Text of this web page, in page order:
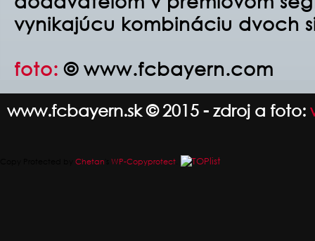
vynikajúcu kombináciu dvoch
foto: © www.fcbayern.com
www.fcbayern.sk © 2015 - zdroj a foto:
Chetan WP-Copyprotect